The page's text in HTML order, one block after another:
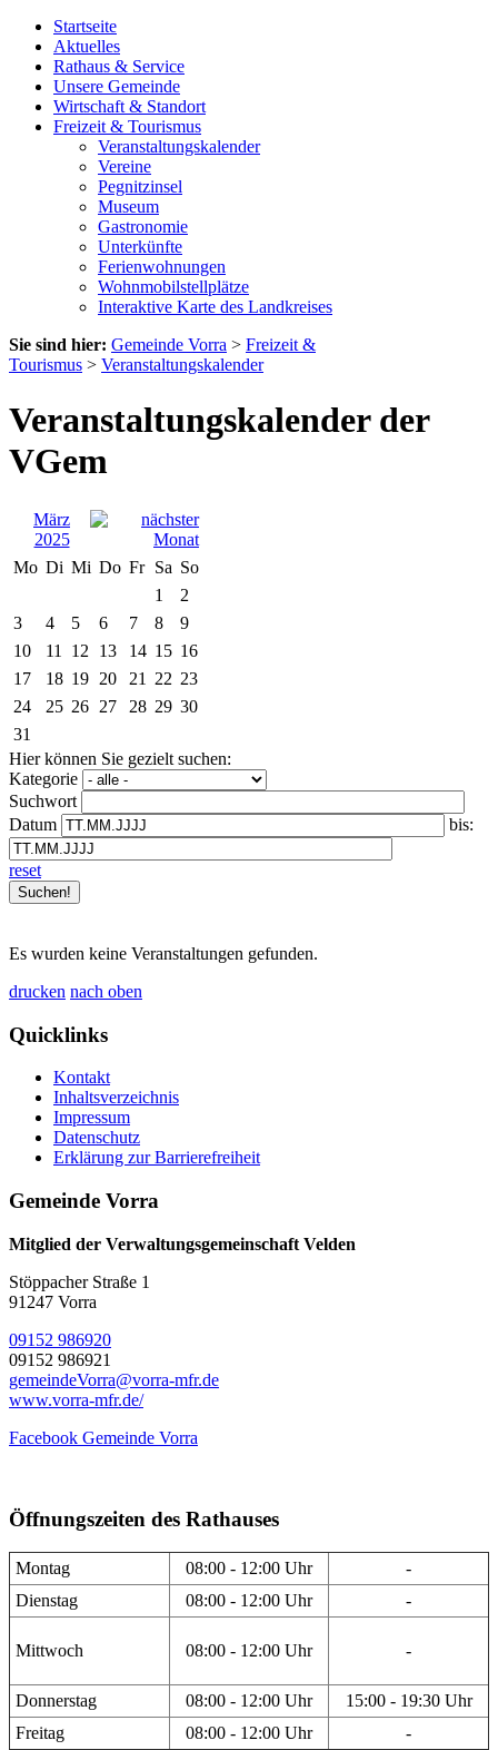
Startseite
Aktuelles
Rathaus & Service
Unsere Gemeinde
Wirtschaft & Standort
Freizeit & Tourismus
Veranstaltungskalender
Vereine
Pegnitzinsel
Museum
Gastronomie
Unterkünfte
Ferienwohnungen
Wohnmobilstellplätze
Interaktive Karte des Landkreises
Sie sind hier: Gemeinde Vorra > Freizeit &
Tourismus > Veranstaltungskalender
Veranstaltungskalender der
VGem
März
2025
Mo Di Mi Do Fr Sa So
1
2
3
4 5 6 7 8
9
10
11 12 13 14 15 16
17
18 19 20 21 22 23
24
25 26 27 28 29 30
31
Hier können Sie gezielt suchen:
Kategorie
Suchwort
Datum
bis:
reset
Es wurden keine Veranstaltungen gefunden.
drucken nach oben
Quicklinks
Kontakt
Inhaltsverzeichnis
Impressum
Datenschutz
Erklärung zur Barrierefreiheit
Gemeinde Vorra
Mitglied der Verwaltungsgemeinschaft Velden
Stöppacher Straße 1
91247 Vorra
09152 986920
09152 986921
gemeindeVorra@vorra-mfr.de
www.vorra-mfr.de/
Facebook Gemeinde Vorra
Öffnungszeiten des Rathauses
Montag 08:00 - 12:00 Uhr
-
Dienstag
08:00 - 12:00 Uhr -
Mittwoch 08:00 - 12:00 Uhr -
Donnerstag 08:00 - 12:00 Uhr
15:00 - 19:30 Uhr
Freitag
08:00 - 12:00 Uhr -